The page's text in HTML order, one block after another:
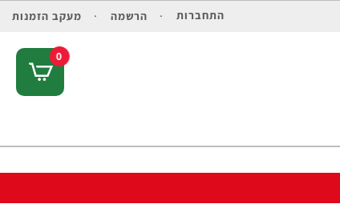
התחברות הרשמה מעקב הזמנות
0